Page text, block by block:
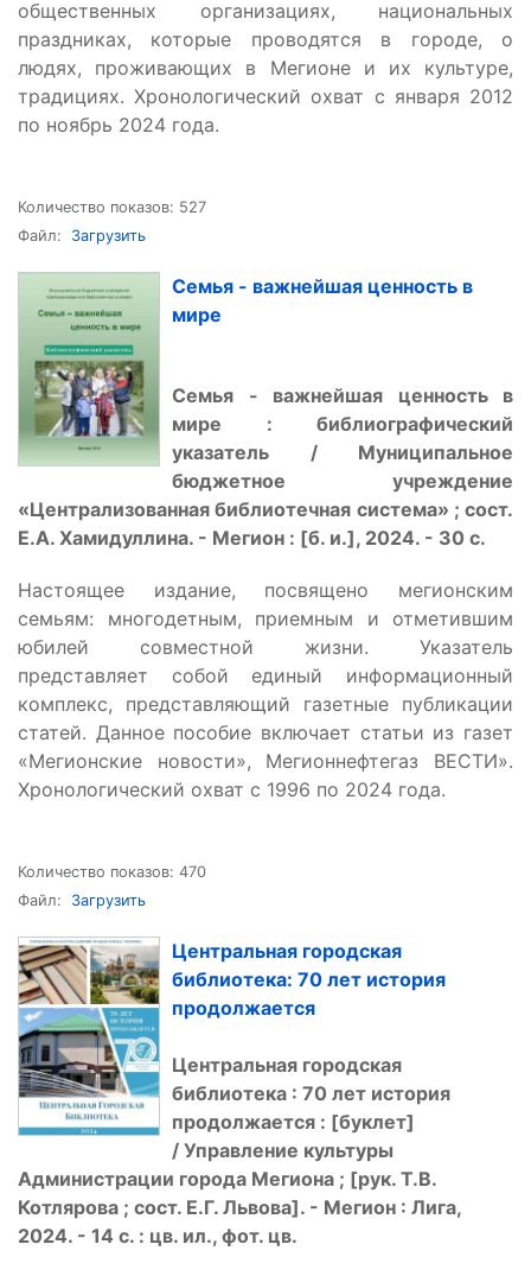
общественных организациях, национальных
праздниках, которые проводятся в городе, о
людях, проживающих в Мегионе и их культуре,
традициях. Хронологический охват с января 2012
по ноябрь 2024 года.
Количество показов: 527
Файл: Загрузить
Семья - важнейшая ценность в
мире
Семья - важнейшая ценность в
мире : библиографический
указатель / Муниципальное
бюджетное учреждение
«Централизованная библиотечная система» ; сост.
Е.А. Хамидуллина. - Мегион : [б. и.], 2024. - 30 с.
Настоящее издание, посвящено мегионским
семьям: многодетным, приемным и отметившим
юбилей совместной жизни. Указатель
представляет собой единый информационный
комплекс, представляющий газетные публикации
статей. Данное пособие включает статьи из газет
«Мегионские новости», Мегионнефтегаз ВЕСТИ».
Хронологический охват с 1996 по 2024 года.
Количество показов: 470
Файл: Загрузить
Центральная городская
библиотека: 70 лет история
продолжается
Центральная городская
библиотека : 70 лет история
продолжается : [буклет]
/ Управление культуры
Администрации города Мегиона ; [рук. Т.В.
Котлярова ; сост. Е.Г. Львова]. - Мегион : Лига,
2024. - 14 с. : цв. ил., фот. цв.